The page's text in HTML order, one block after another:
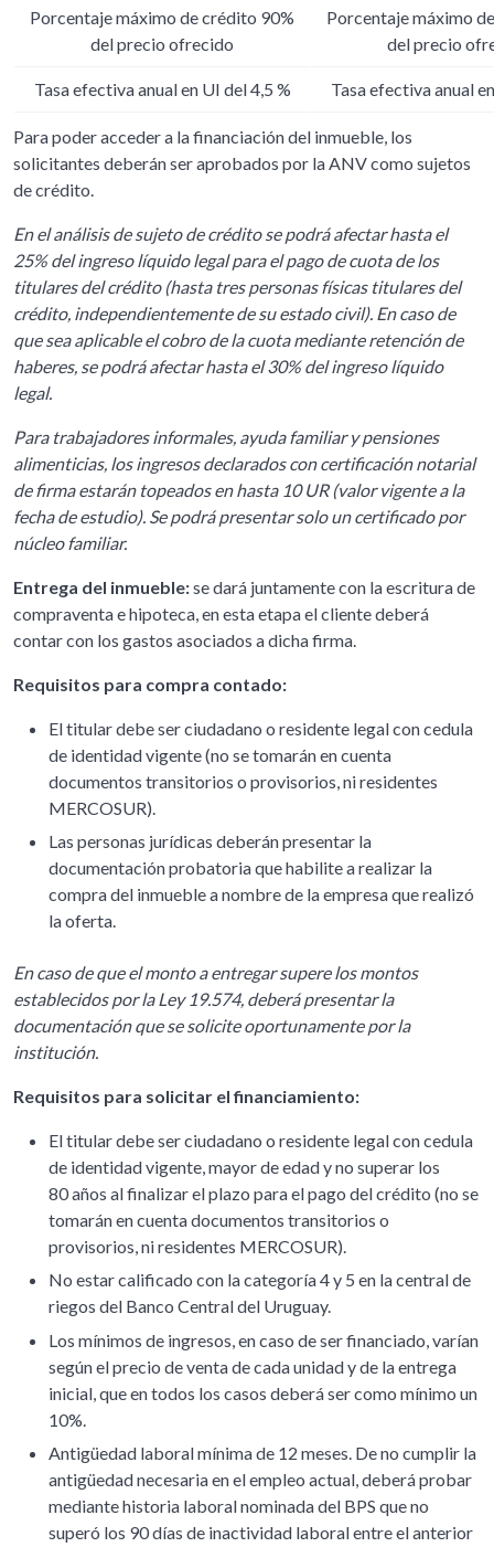
Porcentaje máximo de crédito 90%
del precio ofrecido
Porcentaje máximo
del precio
Tasa efectiva anual en UI del 4,5 % Tasa efectiva anual
Para poder acceder a la financiación del inmueble, los
solicitantes deberán ser aprobados por la ANV como sujetos
de crédito.
En el análisis de sujeto de crédito se podrá afectar hasta el
25% del ingreso líquido legal para el pago de cuota de los
titulares del crédito (hasta tres personas físicas titulares del
crédito, independientemente de su estado civil). En caso de
que sea aplicable el cobro de la cuota mediante retención de
haberes, se podrá afectar hasta el 30% del ingreso líquido
legal.
Para trabajadores informales, ayuda familiar y pensiones
alimenticias, los ingresos declarados con certificación notarial
de firma estarán topeados en hasta 10 UR (valor vigente a la
fecha de estudio). Se podrá presentar solo un certificado por
núcleo familiar.
Entrega del inmueble:se dará juntamente con la escritura de
compraventa e hipoteca, en esta etapa el cliente deberá
contar con los gastos asociados a dicha firma.
Requisitos para compra contado:
El titular debe ser ciudadano o residente legal con cedula
de identidad vigente (no se tomarán en cuenta
documentos transitorios o provisorios, ni residentes
MERCOSUR).
Las personas jurídicas deberán presentar la
documentación probatoria que habilite a realizar la
compra del inmueble a nombre de la empresa que realizó
la oferta.
En caso de que el monto a entregar supere los montos
establecidos por la Ley 19.574, deberá presentar la
documentación que se solicite oportunamente por la
institución.
Requisitos para solicitar el financiamiento:
El titular debe ser ciudadano o residente legal con cedula
de identidad vigente, mayor de edad y no superar los
80 años al finalizar el plazo para el pago del crédito (no se
tomarán en cuenta documentos transitorios o
provisorios, ni residentes MERCOSUR).
No estar calificado con la categoría 4 y 5 en la central de
riegos del Banco Central del Uruguay.
Los mínimos de ingresos, en caso de ser financiado, varían
según el precio de venta de cada unidad y de la entrega
inicial, que en todos los casos deberá ser como mínimo un
10%.
Antigüedad laboral mínima de 12 meses. De no cumplir la
antigüedad necesaria en el empleo actual, deberá probar
mediante historia laboral nominada del BPS que no
superó los 90 días de inactividad laboral entre el anterior